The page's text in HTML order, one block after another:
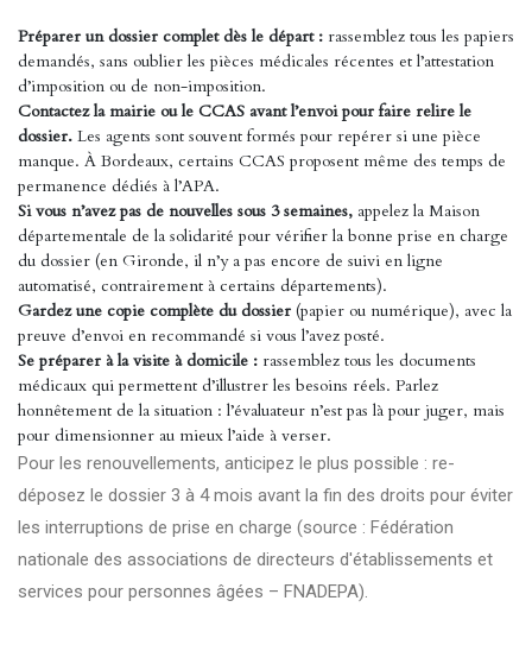
Préparer un dossier complet dès le départ : rassemblez tous les papiers
demandés, sans oublier les pièces médicales récentes et l’attestation
d’imposition ou de non-imposition.
Contactez la mairie ou le CCAS avant l’envoi pour faire relire le
dossier. Les agents sont souvent formés pour repérer si une pièce
manque. À Bordeaux, certains CCAS proposent même des temps de
permanence dédiés à l’APA.
Si vous n’avez pas de nouvelles sous 3 semaines, appelez la Maison
départementale de la solidarité pour vérifier la bonne prise en charge
du dossier (en Gironde, il n’y a pas encore de suivi en ligne
automatisé, contrairement à certains départements).
Gardez une copie complète du dossier (papier ou numérique), avec la
preuve d’envoi en recommandé si vous l’avez posté.
Se préparer à la visite à domicile : rassemblez tous les documents
médicaux qui permettent d’illustrer les besoins réels. Parlez
honnêtement de la situation : l’évaluateur n’est pas là pour juger, mais
pour dimensionner au mieux l’aide à verser.
Pour les renouvellements, anticipez le plus possible : re-
déposez le dossier 3 à 4 mois avant la fin des droits pour éviter
les interruptions de prise en charge (source : Fédération
nationale des associations de directeurs d'établissements et
services pour personnes âgées – FNADEPA).